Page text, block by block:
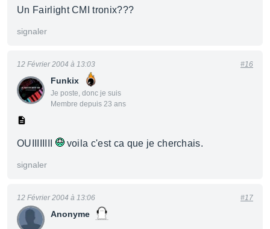
Un Fairlight CMI tronix???
signaler
Funkix
Je poste, donc je suis
Membre depuis 23 ans
12 Février 2004 à 13:03 #16
OUIIIIIIII voila c'est ca que je cherchais.
signaler
Anonyme
12 Février 2004 à 13:06 #17